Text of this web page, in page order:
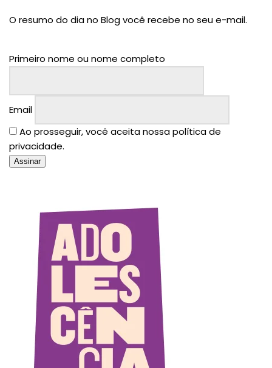
O resumo do dia no Blog você recebe no seu e-mail.
Primeiro nome ou nome completo
Email
Ao prosseguir, você aceita nossa política de
privacidade.